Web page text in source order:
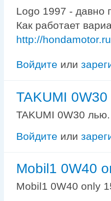
Logo 1997 - давно
Как работает
http://
Войдите или
TAKUMI
TAKUMI 0W30
Войдите или
Mobil1 0W40
Mobil1 0W40 only